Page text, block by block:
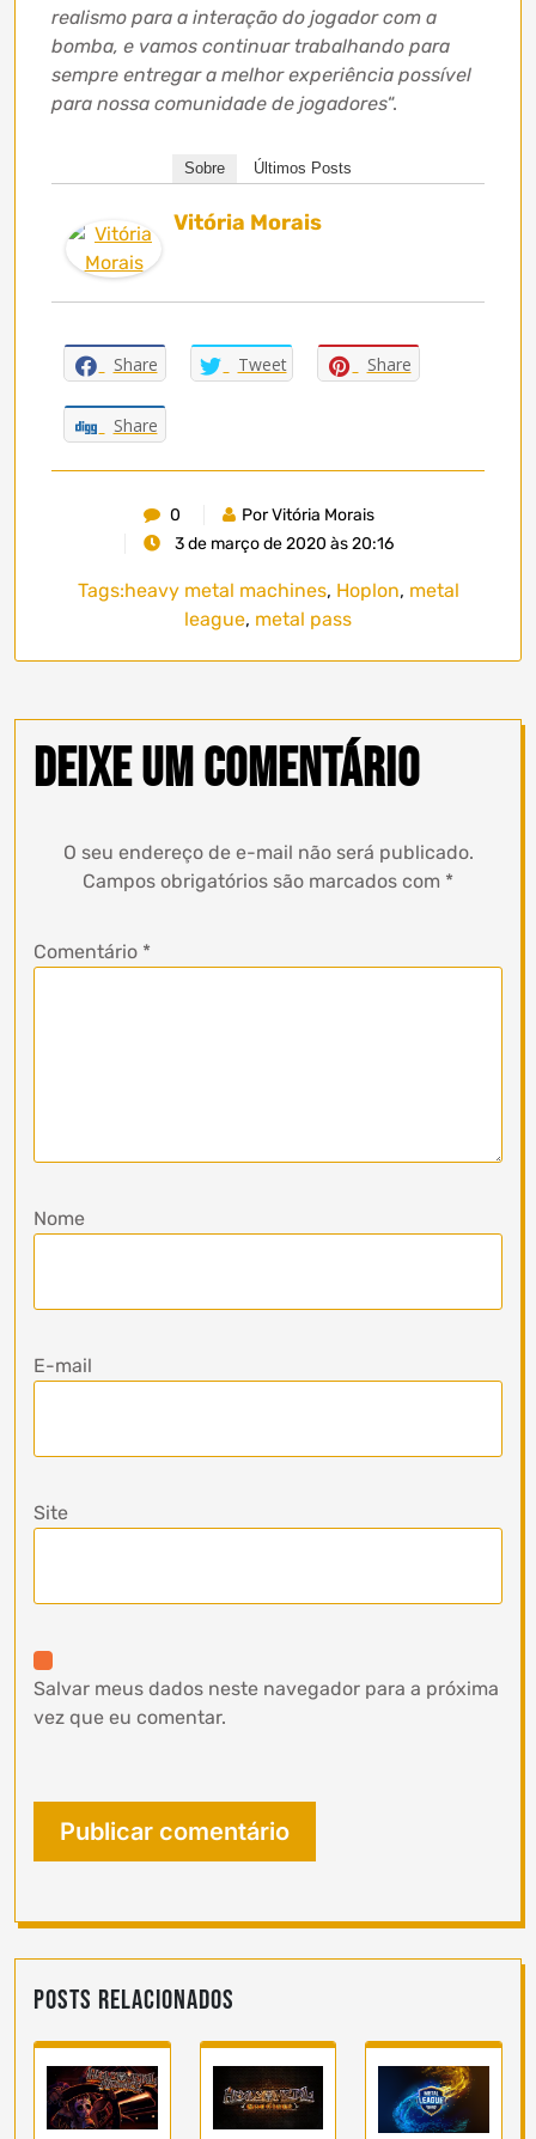
realismo para a interação do jogador com a
bomba, e vamos continuar trabalhando para
sempre entregar a melhor experiência possível
para nossa comunidade de jogadores“.
Sobre Últimos Posts
Vitória Morais
Share Tweet Share
Share
0
Por Vitória Morais
3 de março de 2020 às 20:16
Tags:heavy metal machines, Hoplon, metal
league, metal pass
Deixe um comentário
O seu endereço de e-mail não será publicado.
Campos obrigatórios são marcados com *
Comentário *
Nome
E-mail
Site
Salvar meus dados neste navegador para a próxima
vez que eu comentar.
Posts Relacionados